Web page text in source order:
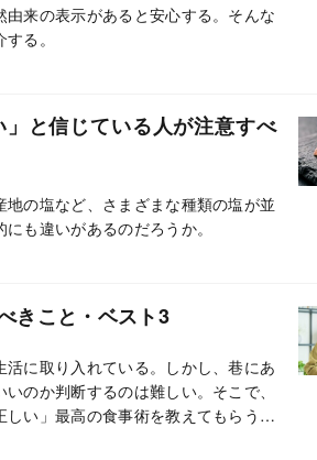
来の表示があると安心する。そんな
る。
」と信じている人が注意すべ
の塩など、さまざまな種類の塩が並
も違いがあるのだろうか。
きこと・ベスト3
に取り入れている。しかし、巷にあ
のか判断するのは難しい。そこで、
い」最高の食事術を教えてもらう。